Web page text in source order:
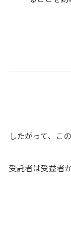
したがって、こ
受託者は受益者